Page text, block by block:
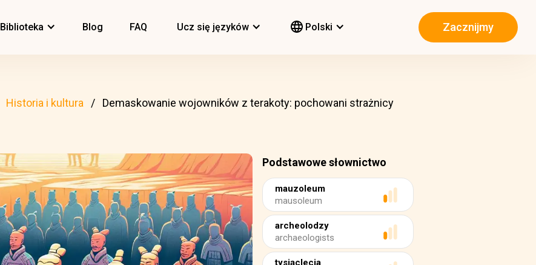
Biblioteka Blog FAQ Ucz się języków Polski Zacznijmy
Historia i kultura
Demaskowanie wojowników z terakoty: pochowani strażnicy
Podstawowe słownictwo
mauzoleum
mausoleum
archeolodzy
archaeologists
tysiąclecia